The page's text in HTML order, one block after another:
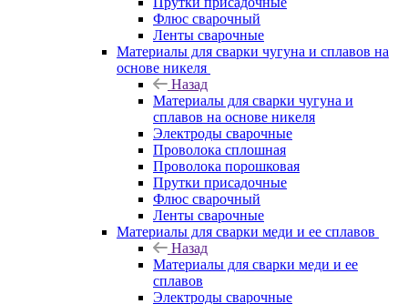
Флюс сварочный
Ленты сварочные
Материалы для сварки чугуна и сплавов на
основе никеля
Назад
Материалы для сварки чугуна и
сплавов на основе никеля
Электроды сварочные
Проволока сплошная
Проволока порошковая
Прутки присадочные
Флюс сварочный
Ленты сварочные
Материалы для сварки меди и ее сплавов
Назад
Материалы для сварки меди и ее
сплавов
Электроды сварочные